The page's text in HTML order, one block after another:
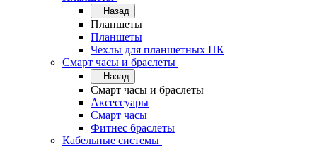
Назад
Планшеты
Планшеты
Чехлы для планшетных ПК
Смарт часы и браслеты
Назад
Смарт часы и браслеты
Аксессуары
Смарт часы
Фитнес браслеты
Кабельные системы